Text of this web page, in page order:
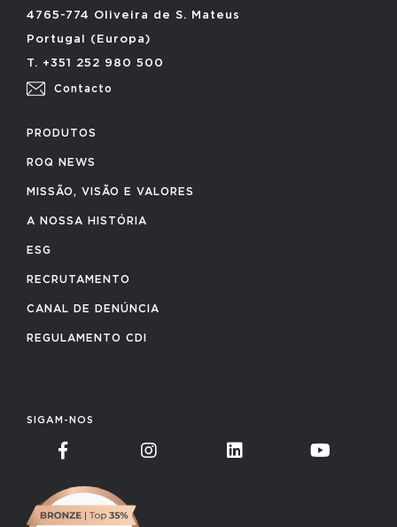
4765-774 Oliveira de S. Mateus
Portugal (Europa)
T. +351 252 980 500
Contacto
PRODUTOS
ROQ NEWS
MISSÃO, VISÃO E VALORES
A NOSSA HISTÓRIA
ESG
RECRUTAMENTO
CANAL DE DENÚNCIA
REGULAMENTO CDI
SIGAM-NOS